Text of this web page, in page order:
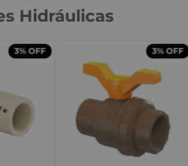
Hidráulicas
3%OFF 3%OFF